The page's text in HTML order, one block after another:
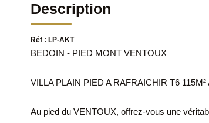
Description
Réf : LP-AKT
BEDOIN - PIED MONT VENTOUX
VILLA PLAIN PIED A RAFRAICHIR T6
Au pied du VENTOUX, offrez-vous une